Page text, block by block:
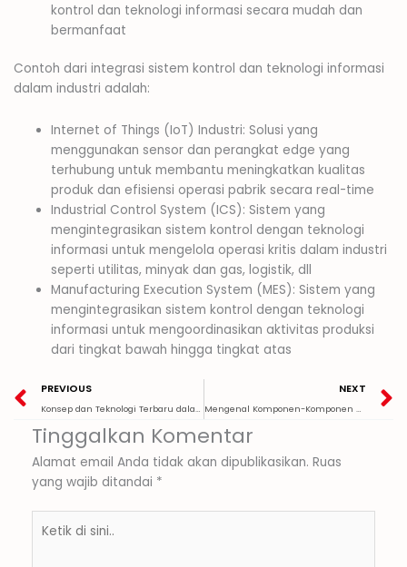
kontrol dan teknologi informasi secara mudah dan
bermanfaat
Contoh dari integrasi sistem kontrol dan teknologi informasi
dalam industri adalah:
Internet of Things (IoT) Industri: Solusi yang
menggunakan sensor dan perangkat edge yang
terhubung untuk membantu meningkatkan kualitas
produk dan efisiensi operasi pabrik secara real-time
Industrial Control System (ICS): Sistem yang
mengintegrasikan sistem kontrol dengan teknologi
informasi untuk mengelola operasi kritis dalam industri
seperti utilitas, minyak dan gas, logistik, dll
Manufacturing Execution System (MES): Sistem yang
mengintegrasikan sistem kontrol dengan teknologi
informasi untuk mengoordinasikan aktivitas produksi
dari tingkat bawah hingga tingkat atas
Prev
PREVIOUS
Konsep dan Teknologi Terbaru dalam Integrasi Otomasi
NEXT
Mengenal Komponen-Komponen Sistem Kontrol Industri dan Fungsinya
Tinggalkan Komentar
Alamat email Anda tidak akan dipublikasikan. Ruas
yang wajib ditandai *